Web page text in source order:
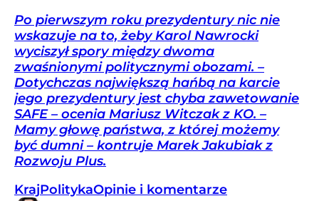
Po pierwszym roku prezydentury nic nie
wskazuje na to, żeby Karol Nawrocki
wyciszył spory między dwoma
zwaśnionymi politycznymi obozami. –
Dotychczas największą hańbą na karcie
jego prezydentury jest chyba zawetowanie
SAFE – ocenia Mariusz Witczak z KO. –
Mamy głowę państwa, z której możemy
być dumni – kontruje Marek Jakubiak z
Rozwoju Plus.
KrajPolitykaOpinie i komentarze